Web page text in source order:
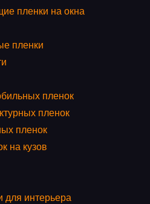
пленки на окна
пленки
пленок
пленок
пленок
на кузов
для интерьера